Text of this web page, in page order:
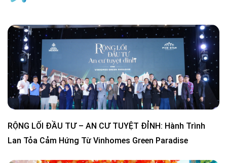
RỘNG LỐI ĐẦU TƯ – AN CƯ TUYỆT ĐỈNH: Hành Trình
Lan Tỏa Cảm Hứng Từ Vinhomes Green Paradise